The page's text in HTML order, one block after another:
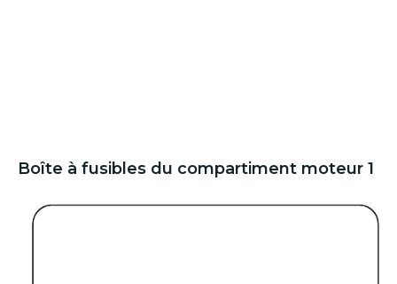
Boîte à fusibles du compartiment moteur 1